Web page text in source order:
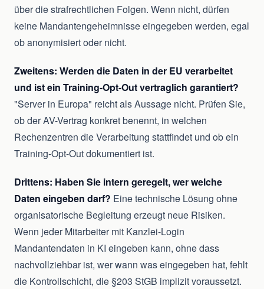
über die strafrechtlichen Folgen. Wenn nicht, dürfen
keine Mandantengeheimnisse eingegeben werden, egal
ob anonymisiert oder nicht.
Zweitens: Werden die Daten in der EU verarbeitet
und ist ein Training-Opt-Out vertraglich garantiert?
"Server in Europa" reicht als Aussage nicht. Prüfen Sie,
ob der AV-Vertrag konkret benennt, in welchen
Rechenzentren die Verarbeitung stattfindet und ob ein
Training-Opt-Out dokumentiert ist.
Drittens: Haben Sie intern geregelt, wer welche
Daten eingeben darf? Eine technische Lösung ohne
organisatorische Begleitung erzeugt neue Risiken.
Wenn jeder Mitarbeiter mit Kanzlei-Login
Mandantendaten in KI eingeben kann, ohne dass
nachvollziehbar ist, wer wann was eingegeben hat, fehlt
die Kontrollschicht, die §203 StGB implizit voraussetzt.